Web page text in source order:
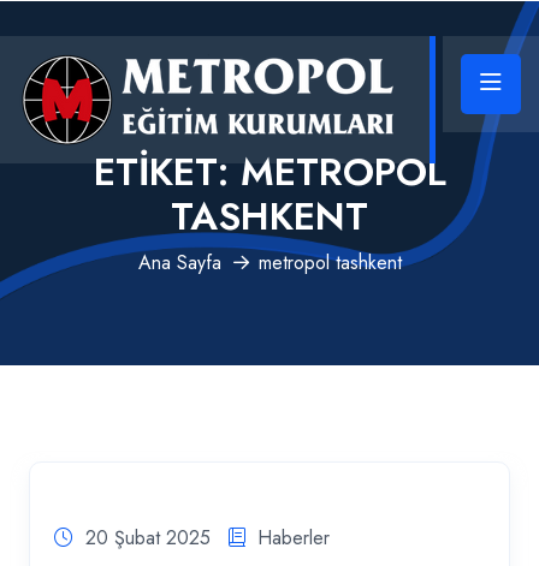
ETIKET:METROPOL
TASHKENT
Ana Sayfa metropol tashkent
20 Şubat 2025 Haberler